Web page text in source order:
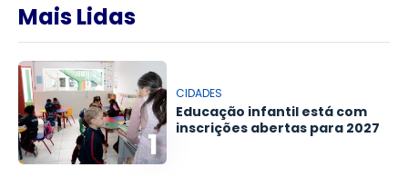
Mais Lidas
1
CIDADES
Educação infantil está com
inscrições abertas para 2027